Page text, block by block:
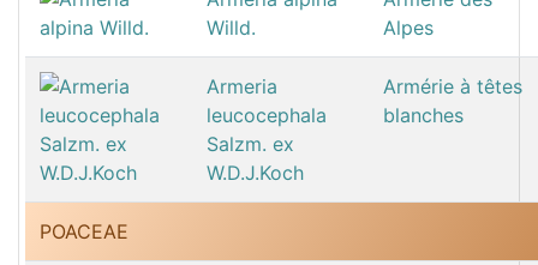
Willd.
Alpes
Armeria
leucocephala
Salzm. ex
W.D.J.Koch
Armérie à têtes
blanches
POACEAE